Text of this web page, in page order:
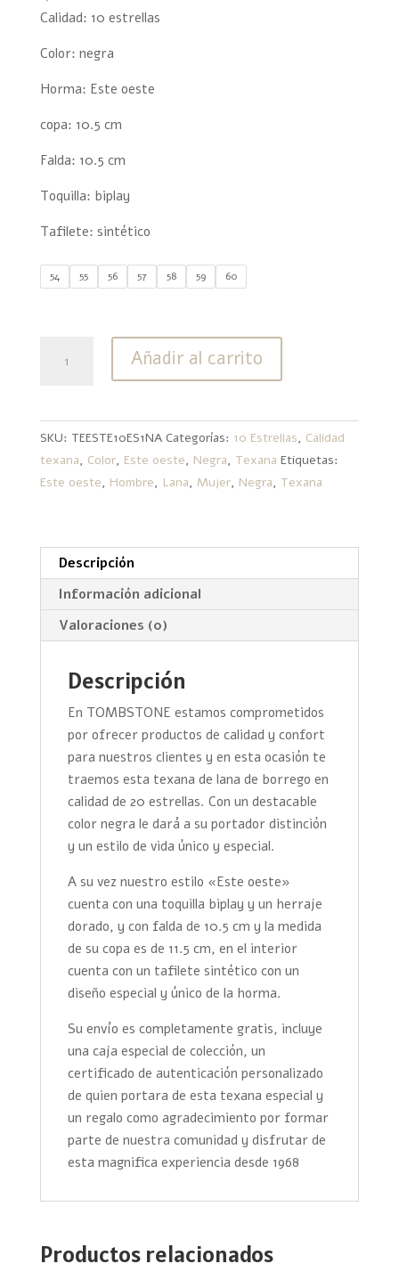
Calidad: 10 estrellas
Color: negra
Horma: Este oeste
copa: 10.5 cm
Falda: 10.5 cm
Toquilla: biplay
Tafilete: sintético
54 55 56 57 58 59 60
Este
Oeste
Negra
Añadir al carrito
SKU: TEESTE10ES1NA Categorías: 10 Estrellas, Calidad
texana, Color, Este oeste, Negra, Texana Etiquetas:
Este oeste, Hombre, Lana, Mujer, Negra, Texana
Descripción
Información adicional
Valoraciones (0)
Descripción
En TOMBSTONE estamos comprometidos
por ofrecer productos de calidad y confort
para nuestros clientes y en esta ocasión te
traemos esta texana de lana de borrego en
calidad de 20 estrellas. Con un destacable
color negra le dará a su portador distinción
y un estilo de vida único y especial.
A su vez nuestro estilo «Este oeste»
cuenta con una toquilla biplay y un herraje
dorado, y con falda de 10.5 cm y la medida
de su copa es de 11.5 cm, en el interior
cuenta con un tafilete sintético con un
diseño especial y único de la horma.
Su envío es completamente gratis, incluye
una caja especial de colección, un
certificado de autenticación personalizado
de quien portara de esta texana especial y
un regalo como agradecimiento por formar
parte de nuestra comunidad y disfrutar de
esta magnifica experiencia desde 1968
Productos relacionados